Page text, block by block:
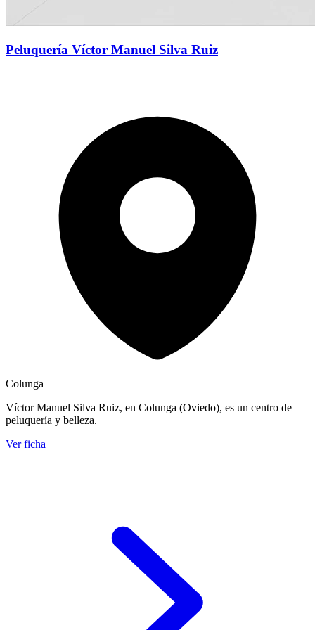
Peluquería Víctor Manuel Silva Ruiz
Colunga
Víctor Manuel Silva Ruiz, en Colunga (Oviedo), es un centro de
peluquería y belleza.
Ver ficha